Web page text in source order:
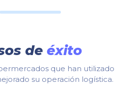
de éxito
que han utilizado
su operación logística.